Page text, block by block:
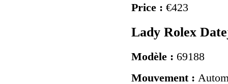
Price : €423
Lady Rolex
Modèle : 69188
Mouvement :